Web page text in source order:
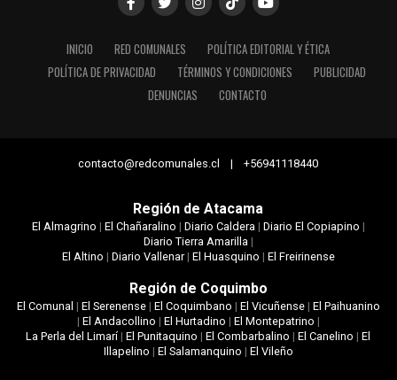
INICIO RED COMUNALES
POLÍTICA EDITORIAL Y ÉTICA
POLÍTICA DE PRIVACIDAD
TÉRMINOS Y CONDICIONES
PUBLICIDAD
DENUNCIAS
CONTACTO
contacto@redcomunales.cl | +56941118440
Región de Atacama
El Almagrino | El Chañaralino | Diario Caldera| Diario El Copiapino |
Diario Tierra Amarilla|
El Altino | Diario Vallenar| El Huasquino | El Freirinense
Región de Coquimbo
El Comunal | El Serenense| El Coquimbano | El Vicuñense| El Paihuanino
| El Andacollino | El Hurtadino | El Montepatrino |
La Perla del Limarí|El Punitaquino |El Combarbalino |El Canelino |El
Illapelino | El Salamanquino | El Vileño